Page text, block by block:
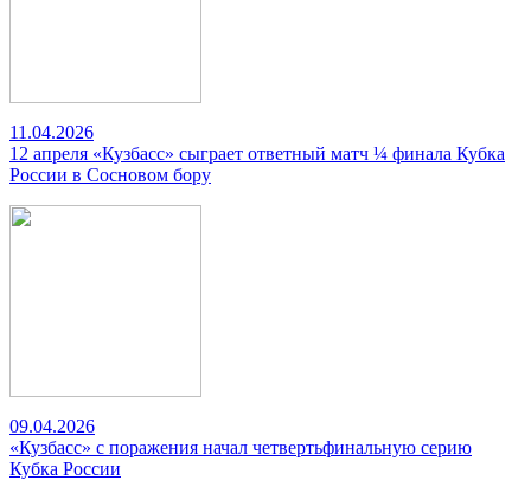
11.04.2026
12 апреля «Кузбасс» сыграет ответный матч ¼ финала Кубка
России в Сосновом бору
09.04.2026
«Кузбасс» с поражения начал четвертьфинальную серию
Кубка России